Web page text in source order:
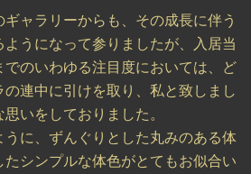
ャラリーからも、その成長に伴う
うになって参りましたが、入居当
のいわゆる注目度においては、ど
連中に引けを取り、私と致しまし
いをしておりました。
に、ずんぐりとした丸みのある体
シンプルな体色がとてもお似合い